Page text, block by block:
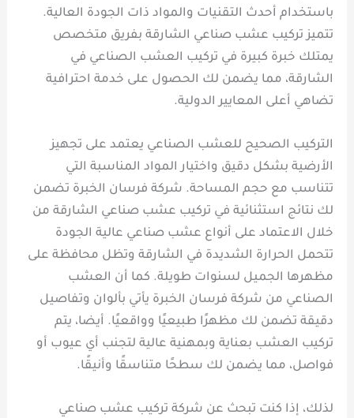
باستخدام أحدث التقنيات والمواد ذات الجودة العالية.
تتميز تركيب عشب صناعي الشارقة بفريق متخصص
يمتلك خبرة كبيرة في تركيب العشب الصناعي في
الشارقة، مما يضمن لك الحصول على خدمة احترافية
تضاهي أعلى المعايير الدولية.
التركيب الصحيح للعشب الصناعي يعتمد على تجهيز
الأرضية بشكل دقيق واختيار المواد المناسبة التي
تتناسب مع حجم المساحة. شركة فرسان الخبرة تضمن
لك نتائج استثنائية في تركيب عشب صناعي الشارقة من
خلال الاعتماد على أنواع عشب صناعي عالية الجودة
تتحمل الحرارة الشديدة في الشارقة وتظل محافظة على
مظهرها الجميل لسنوات طويلة. كما أن العشب
الصناعي من شركة فرسان الخبرة يأتي بألوان وتفاصيل
دقيقة تضمن لك مظهرًا طبيعيًا وواقعيًا. أيضا، يتم
تركيب العشب بعناية وبمهنية عالية لتجنب أي عيوب أو
فواصل، مما يضمن لك سطحًا متناسقًا وأنيقًا.
لذلك، إذا كنت تبحث عن شركة تركيب عشب صناعي